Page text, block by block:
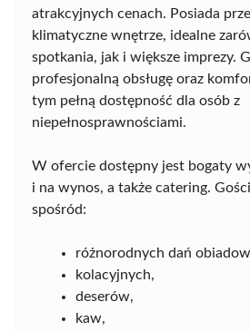
atrakcyjnych cenach. Posiada
klimatyczne wnętrze, idealne
spotkania, jak i większe imprezy.
profesjonalną obsługę oraz
tym pełną dostępność dla osób z
niepełnosprawnościami.
W ofercie dostępny jest bogaty
i na wynos, a także catering.
spośród:
różnorodnych dań
kolacyjnych,
deserów,
kaw,